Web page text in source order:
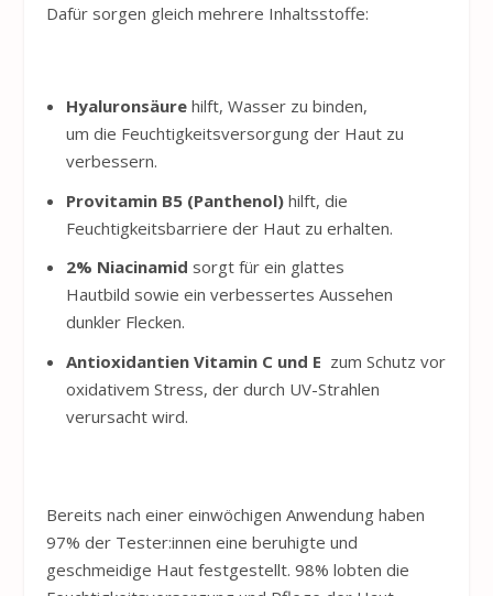
Dafür sorgen gleich mehrere Inhaltsstoffe:
Hyaluronsäure hilft, Wasser zu binden,
um die Feuchtigkeitsversorgung der Haut zu
verbessern.
Provitamin B5 (Panthenol) hilft, die
Feuchtigkeitsbarriere der Haut zu erhalten.
2% Niacinamid sorgt für ein glattes
Hautbild sowie ein verbessertes Aussehen
dunkler Flecken.
Antioxidantien Vitamin C und E zum Schutz vor
oxidativem Stress, der durch UV-Strahlen
verursacht wird.
Bereits nach einer einwöchigen Anwendung haben
97% der Tester:innen eine beruhigte und
geschmeidige Haut festgestellt. 98% lobten die